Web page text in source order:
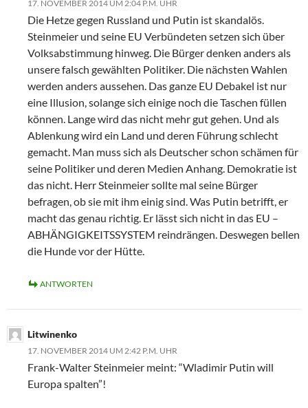
17. NOVEMBER 2014 UM 2:04 P.M. UHR
Die Hetze gegen Russland und Putin ist skandalös.
Steinmeier und seine EU Verbündeten setzen sich über
Volksabstimmung hinweg. Die Bürger denken anders als
unsere falsch gewählten Politiker. Die nächsten Wahlen
werden anders aussehen. Das ganze EU Debakel ist nur
eine Illusion, solange sich einige noch die Taschen füllen
können. Lange wird das nicht mehr gut gehen. Und als
Ablenkung wird ein Land und deren Führung schlecht
gemacht. Man muss sich als Deutscher schon schämen für
seine Politiker und deren Medien Anhang. Demokratie ist
das nicht. Herr Steinmeier sollte mal seine Bürger
befragen, ob sie mit ihm einig sind. Was Putin betrifft, er
macht das genau richtig. Er lässt sich nicht in das EU –
ABHÄNGIGKEITSSYSTEM reindrängen. Deswegen bellen
die Hunde vor der Hütte.
ANTWORTEN
Litwinenko
17. NOVEMBER 2014 UM 2:42 P.M. UHR
Frank-Walter Steinmeier meint: “Wladimir Putin will
Europa spalten”!